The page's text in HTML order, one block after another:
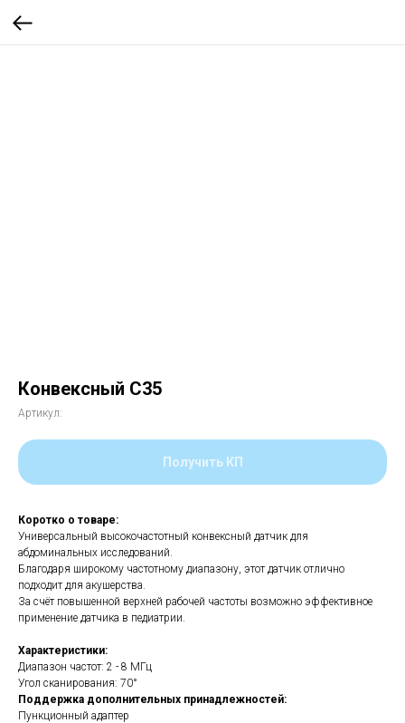
Конвексный C35
Артикул:
Получить КП
Коротко о товаре:
Универсальный высокочастотный конвексный датчик для
абдоминальных исследований.
Благодаря широкому частотному диапазону, этот датчик отлично
подходит для акушерства.
За счёт повышенной верхней рабочей частоты возможно эффективное
применение датчика в педиатрии.
Характеристики:
Диапазон частот: 2 - 8 МГц
Угол сканирования: 70°
Поддержка дополнительных принадлежностей:
Пункционный адаптер